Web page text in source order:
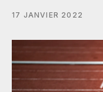
17 JANVIER 2022